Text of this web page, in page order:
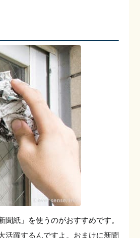
紙」を使うのがおすすめです。
活躍するんですよ。おまけに新聞